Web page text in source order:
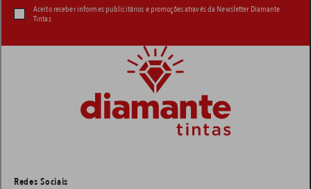
Aceito receber informes publicitários e promoções através da Newsletter Diamante
Tintas
Redes Sociais